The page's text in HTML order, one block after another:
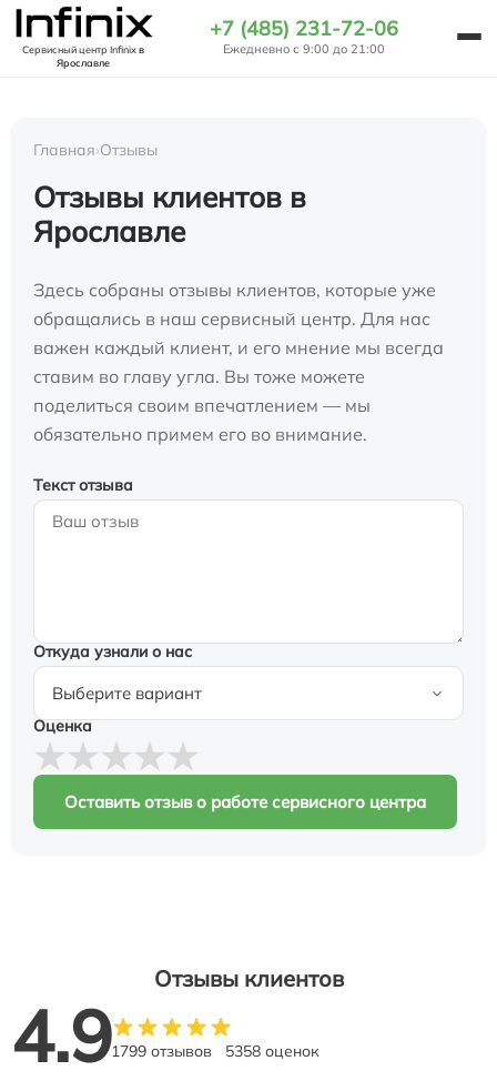
Сервисный центр Infinixв
Ярославле
+7 (485) 231-72-06
Ежедневно с 9:00 до 21:00
Главная›Отзывы
Отзывы клиентов в
Ярославле
Здесь собраны отзывы клиентов, которые уже
обращались в наш сервисный центр. Для нас
важен каждый клиент, и его мнение мы всегда
ставим во главу угла. Вы тоже можете
поделиться своим впечатлением — мы
обязательно примем его во внимание.
Текст отзыва
Откуда узнали о нас
Оценка
Оставить отзыв о работе сервисного центра
Отзывы клиентов
4.91799 отзывов 5358 оценок